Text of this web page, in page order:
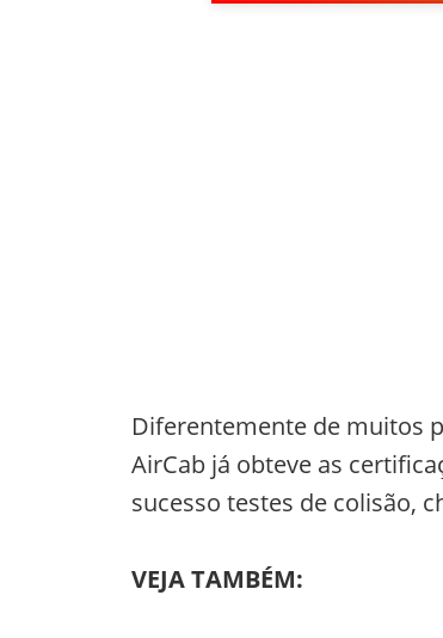
Diferentemente de muitos
AirCab já obteve as
sucesso testes de colisão,
VEJA TAMBÉM: